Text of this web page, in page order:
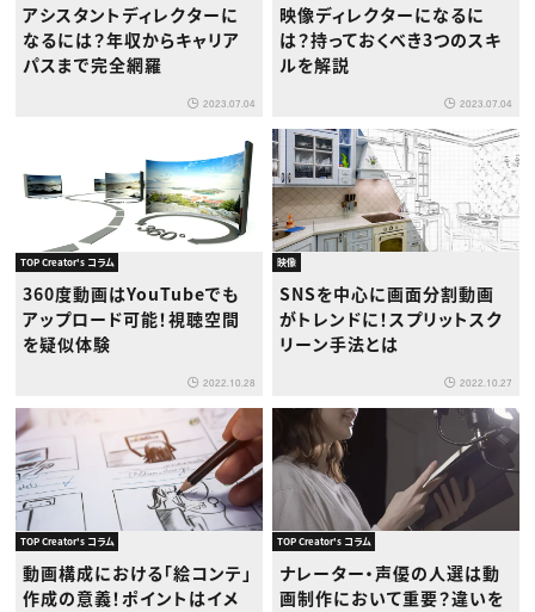
アシスタントディレクターに
なるには？年収からキャリア
パスまで完全網羅
2023.07.04
映像ディレクターになるに
は？持っておくべき3つのスキ
ルを解説
2023.07.04
TOP Creator's コラム
360度動画はYouTubeでも
アップロード可能！視聴空間
を疑似体験
2022.10.28
映像
SNSを中心に画面分割動画
がトレンドに！スプリットスク
リーン手法とは
2022.10.27
TOP Creator's コラム
動画構成における「絵コンテ」
作成の意義！ポイントはイメ
TOP Creator's コラム
ナレーター・声優の人選は動
画制作において重要？違いを